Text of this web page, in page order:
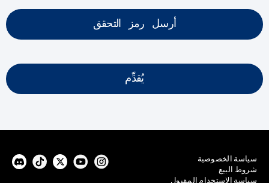
أرسل رمز التحقق
يُقدِّم
سياسة الخصوصية
شروط البيع
سياسة الاستخدام المقبول